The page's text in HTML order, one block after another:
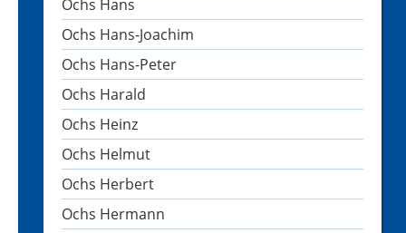
Ochs Hans
Ochs Hans-Joachim
Ochs Hans-Peter
Ochs Harald
Ochs Heinz
Ochs Helmut
Ochs Herbert
Ochs Hermann